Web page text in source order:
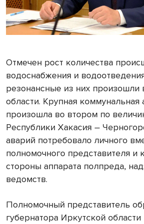
Отмечен рост количества
водоснабжения и
резонансные из них произошли
области. Крупная коммунальная
произошла во втором по
Республики Хакасия –
аварий потребовало личного
полномочного представителя и
стороны аппарата полпреда,
ведомств.
Полномочный представитель
губернатора Иркутской области